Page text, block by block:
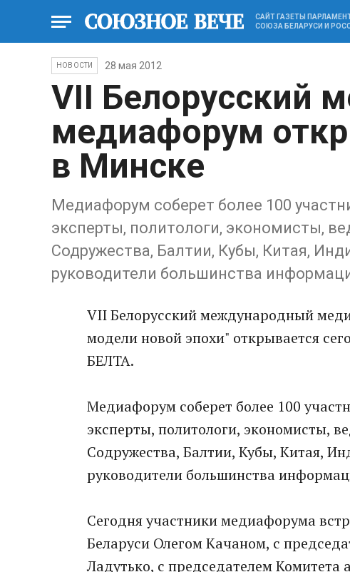
САЙТ ГАЗЕТЫ
СОЮЗА БЕЛАРУСИ И
НОВОСТИ 28 мая 2012
VII Белорусский
медиафорум
в Минске
Медиафорум соберет более 100
эксперты, политологи, экономисты,
Содружества, Балтии, Кубы, Китая,
руководители большинства
VII Белорусский международный
модели новой эпохи" открывается
БЕЛТА.
Медиафорум соберет более 100
эксперты, политологи, экономисты,
Содружества, Балтии, Кубы, Китая,
руководители большинства
Сегодня участники медиафорума
Беларуси Олегом Качаном, с
Ладутько, с председателем Комитета